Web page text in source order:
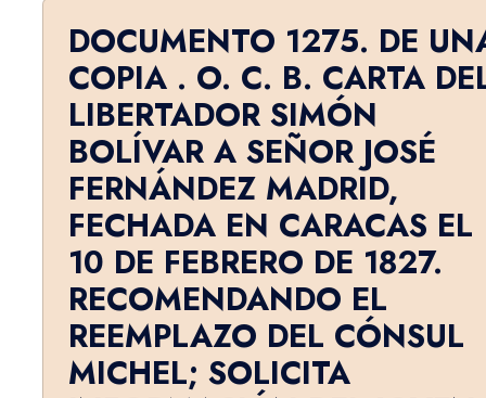
DOCUMENTO 1275. DE
COPIA . O. C. B. CARTA
LIBERTADOR SIMÓN
BOLÍVAR A SEÑOR JOSÉ
FERNÁNDEZ MADRID,
FECHADA EN CARACAS EL
10 DE FEBRERO DE 1827.
RECOMENDANDO EL
REEMPLAZO DEL CÓNSUL
MICHEL; SOLICITA